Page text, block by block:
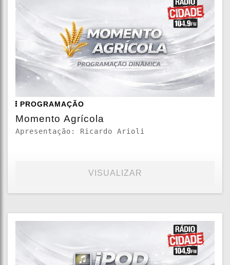
PROGRAMAÇÃO
Momento Agrícola
Apresentação: Ricardo Arioli
VISUALIZAR